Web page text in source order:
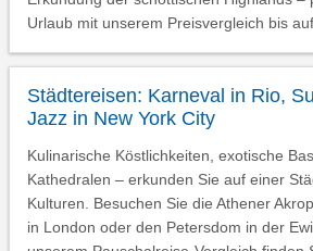
Urlaub mit unserem Preisvergleich bis
Städtereisen: Karneval in Rio,
Jazz in New York City
Kulinarische Köstlichkeiten, exotische
Kathedralen – erkunden Sie auf einer
Kulturen. Besuchen Sie die Athener
in London oder den Petersdom in der